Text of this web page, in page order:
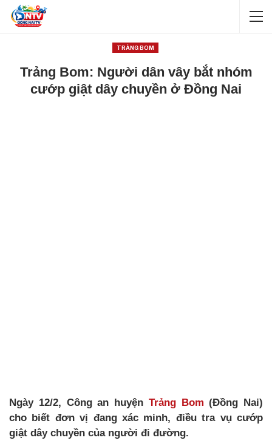
TRẢNG BOM
Trảng Bom: Người dân vây bắt nhóm
cướp giật dây chuyền ở Đồng Nai
Ngày 12/2, Công an huyện Trảng Bom (Đồng Nai)
cho biết đơn vị đang xác minh, điều tra vụ cướp
giật dây chuyền của người đi đường.